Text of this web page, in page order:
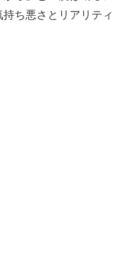
ち悪さとリアリティ